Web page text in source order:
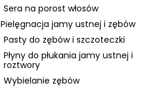
Sera na porost włosów
Pielęgnacja jamy ustnej i zębów
Pasty do zębów i szczoteczki
Płyny do płukania jamy ustnej i
roztwory
Wybielanie zębów